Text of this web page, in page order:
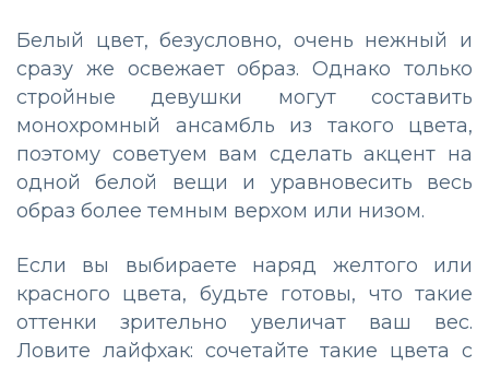
Белый цвет, безусловно, очень нежный и
сразу же освежает образ. Однако только
стройные девушки могут составить
монохромный ансамбль из такого цвета,
поэтому советуем вам сделать акцент на
одной белой вещи и уравновесить весь
образ более темным верхом или низом.
Если вы выбираете наряд желтого или
красного цвета, будьте готовы, что такие
оттенки зрительно увеличат ваш вес.
Ловите лайфхак: сочетайте такие цвета с